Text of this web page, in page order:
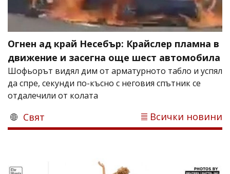
Огнен ад край Несебър: Крайслер пламна в
движение и засегна още шест автомобила
Шофьорът видял дим от арматурното табло и успял
да спре, секунди по-късно с неговия спътник се
отдалечили от колата
Свят Всички новини